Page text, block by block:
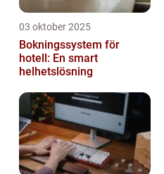
03 oktober 2025
Bokningssystem för
hotell: En smart
helhetslösning